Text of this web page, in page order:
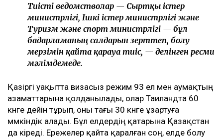
Тиісті ведомстволар — Сыртқы істер
министрлігі, Ішкі істер министрлігі және
Туризм және спорт министрлігі — бұл
бағдарламаның салдарын зерттеп, болу
мерзімін қайта қарауға тиіс, — делінген ресми
мәлімдемеде.
Қазіргі уақытта визасыз режим 93 ел мен аумақтың
азаматтарына қолданылады, олар Таиландта 60
күнге дейін тұрып, оны тағы 30 күнге ұзартуға
мүмкіндік алады. Бұл елдердің қатарына Қазақстан
да кіреді. Ережелер қайта қаралған соң, елде болу